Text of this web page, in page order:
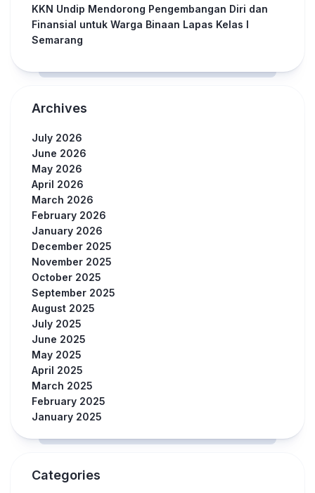
KKN Undip Mendorong Pengembangan Diri dan
Finansial untuk Warga Binaan Lapas Kelas I
Semarang
Archives
July 2026
June 2026
May 2026
April 2026
March 2026
February 2026
January 2026
December 2025
November 2025
October 2025
September 2025
August 2025
July 2025
June 2025
May 2025
April 2025
March 2025
February 2025
January 2025
Categories